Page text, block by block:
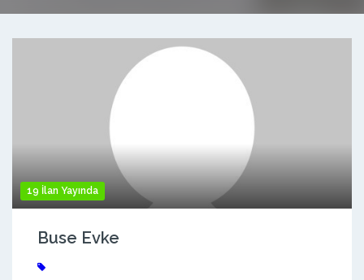
19 İlan Yayında
Buse Evke